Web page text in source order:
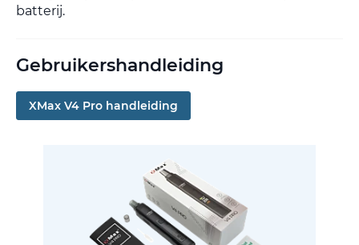
batterij.
Gebruikershandleiding
XMax V4 Pro handleiding